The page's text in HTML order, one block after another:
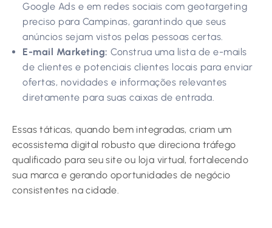
Google Ads e em redes sociais com geotargeting
preciso para Campinas, garantindo que seus
anúncios sejam vistos pelas pessoas certas.
E-mail Marketing: Construa uma lista de e-mails
de clientes e potenciais clientes locais para enviar
ofertas, novidades e informações relevantes
diretamente para suas caixas de entrada.
Essas táticas, quando bem integradas, criam um
ecossistema digital robusto que direciona tráfego
qualificado para seu site ou loja virtual, fortalecendo
sua marca e gerando oportunidades de negócio
consistentes na cidade.